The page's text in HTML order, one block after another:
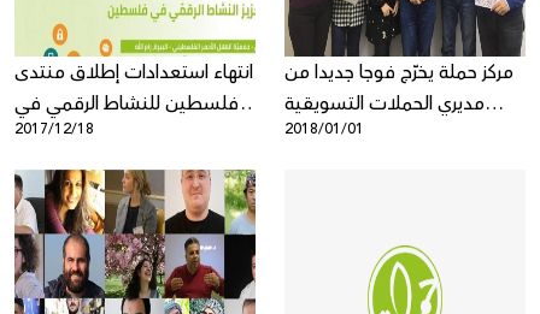
انتهاء استعدادات إطلاق منتدى
فلسطين للنشاط الرقمي في
نسخته الثانية بتنظيم من المركز
العربي لتطوير الإعلام الاجتماعي
"حملة"
2017/12/18
مركز حملة يخرّج فوجا جديدا من
مديري الحملات التسويقية
الرقمية للمؤسسات غير الربحية
2018/01/01